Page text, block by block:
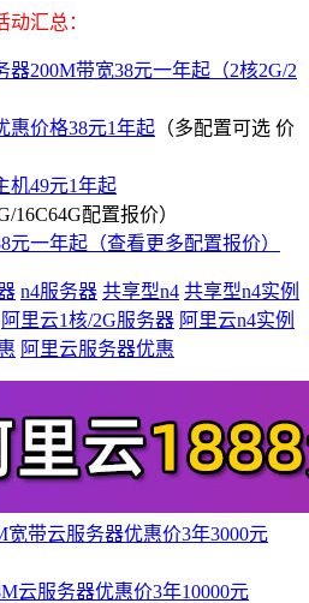
汇总：
器200M带宽38元一年起（2核2G/2
惠价格38元1年起 （多配置可选 价
机49元1年起
16C64G配置报价）
元一年起（查看更多配置报价）
n4服务器 共享型n4 共享型n4实例
阿里云1核/2G服务器 阿里云n4实例
阿里云服务器优惠
宽带云服务器优惠价3年3000元
云服务器优惠价3年10000元